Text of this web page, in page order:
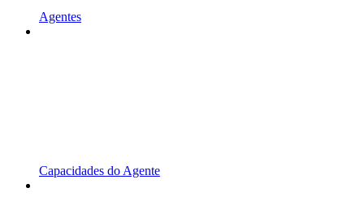
Agentes
Capacidades do Agente